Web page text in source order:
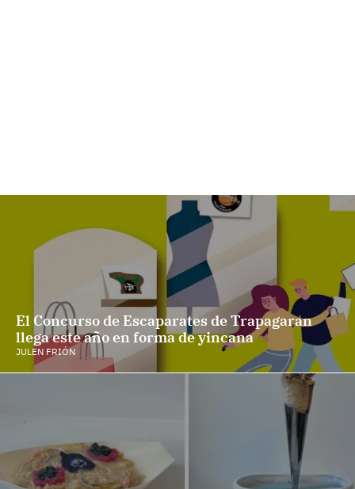
El Concurso de Escaparates de Trapagaran
llega este año en forma de yincana
JULEN FRIÓN